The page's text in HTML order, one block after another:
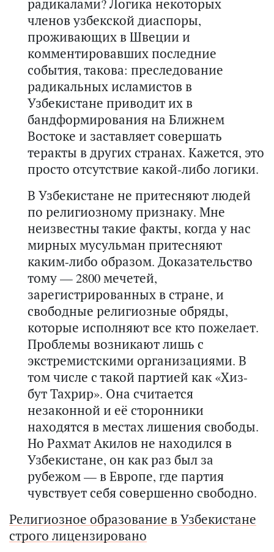
радикалами? Логика некоторых
членов узбекской диаспоры,
проживающих в Швеции и
комментировавших последние
события, такова: преследование
радикальных исламистов в
Узбекистане приводит их в
бандформирования на Ближнем
Востоке и заставляет совершать
теракты в других странах. Кажется, это
просто отсутствие какой-либо логики.
В Узбекистане не притесняют людей
по религиозному признаку. Мне
неизвестны такие факты, когда у нас
мирных мусульман притесняют
каким-либо образом. Доказательство
тому — 2800 мечетей,
зарегистрированных в стране, и
свободные религиозные обряды,
которые исполняют все кто пожелает.
Проблемы возникают лишь с
экстремистскими организациями. В
том числе с такой партией как «Хиз-
бут Тахрир». Она считается
незаконной и её сторонники
находятся в местах лишения свободы.
Но Рахмат Акилов не находился в
Узбекистане, он как раз был за
рубежом — в Европе, где партия
чувствует себя совершенно свободно.
Религиозное образование в Узбекистане
строго лицензировано